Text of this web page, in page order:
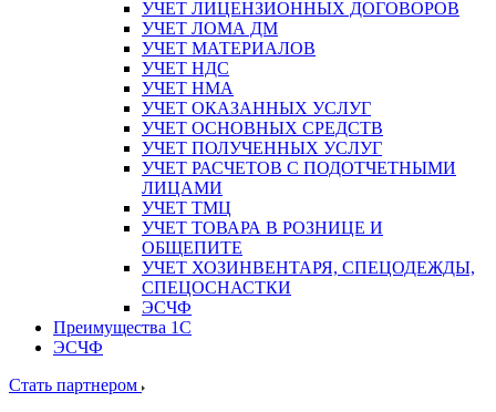
УЧЕТ ЛИЦЕНЗИОННЫХ ДОГОВОРОВ
УЧЕТ ЛОМА ДМ
УЧЕТ МАТЕРИАЛОВ
УЧЕТ НДС
УЧЕТ НМА
УЧЕТ ОКАЗАННЫХ УСЛУГ
УЧЕТ ОСНОВНЫХ СРЕДСТВ
УЧЕТ ПОЛУЧЕННЫХ УСЛУГ
УЧЕТ РАСЧЕТОВ С ПОДОТЧЕТНЫМИ
ЛИЦАМИ
УЧЕТ ТМЦ
УЧЕТ ТОВАРА В РОЗНИЦЕ И
ОБЩЕПИТЕ
УЧЕТ ХОЗИНВЕНТАРЯ, СПЕЦОДЕЖДЫ,
СПЕЦОСНАСТКИ
ЭСЧФ
Преимущества 1С
ЭСЧФ
Стать партнером